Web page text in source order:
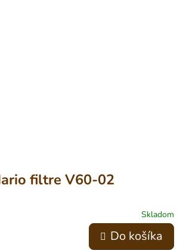
filtre V60-02
Skladom
Do košíka